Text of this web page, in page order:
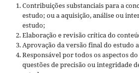
Contribuições substanciais para a
estudo; ou a aquisição, análise ou
estudo;
Elaboração e revisão crítica do
Aprovação da versão final do estudo
Responsável por todos os aspectos
questões de precisão ou integridade